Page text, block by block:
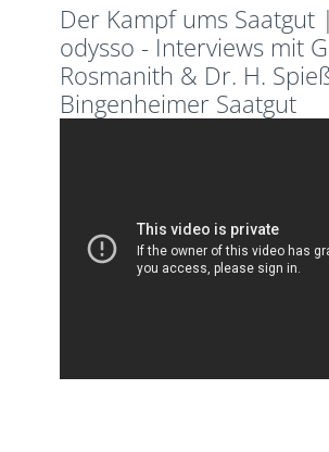
Der Kampf ums Saatgut |
odysso - Interviews mit
Rosmanith & Dr. H.
Bingenheimer Saatgut